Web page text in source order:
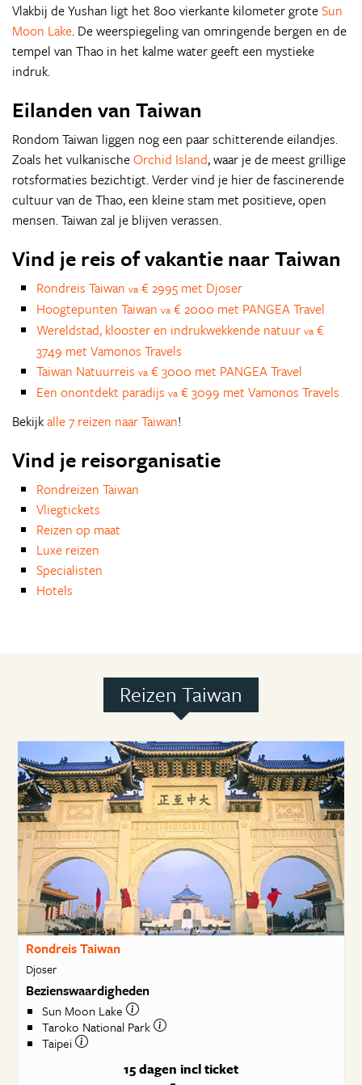
Vlakbij de Yushan ligt het 800 vierkante kilometer groteSun
Moon Lake. De weerspiegeling van omringende bergen en de
tempel van Thao in het kalme water geeft een mystieke
indruk.
Eilanden van Taiwan
Rondom Taiwan liggen nog een paar schitterende eilandjes.
Zoals het vulkanischeOrchid Island, waar je de meest grillige
rotsformaties bezichtigt. Verder vind je hier de fascinerende
cultuur van de Thao, een kleine stam met positieve, open
mensen. Taiwan zal je blijven verassen.
Vind je reis of vakantie naar Taiwan
Rondreis Taiwan va € 2995 met Djoser
Hoogtepunten Taiwan va € 2000 met PANGEA Travel
Wereldstad, klooster en indrukwekkende natuur va €
3749 met Vamonos Travels
Taiwan Natuurreis va € 3000 met PANGEA Travel
Een onontdekt paradijs va € 3099 met Vamonos Travels
Bekijkalle 7 reizen naar Taiwan!
Vind je reisorganisatie
Rondreizen Taiwan
Vliegtickets
Reizen op maat
Luxe reizen
Specialisten
Hotels
Reizen Taiwan
Rondreis Taiwan
Djoser
Bezienswaardigheden
Sun Moon Lake
Taroko National Park
Taipei
15 dagen incl ticket